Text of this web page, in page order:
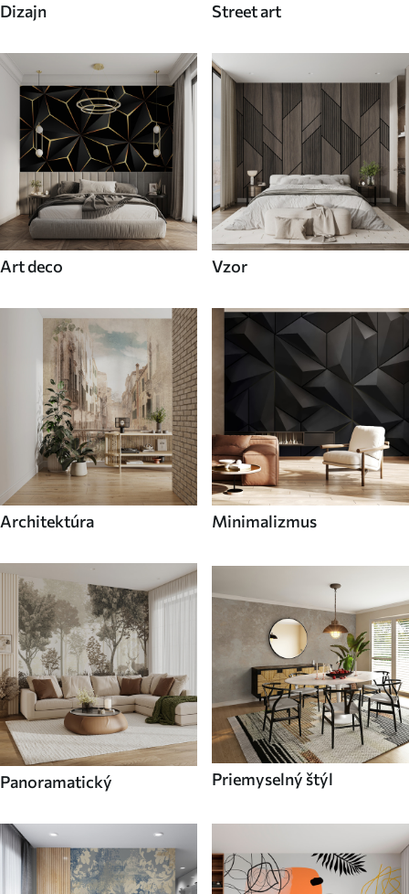
Dizajn Street art
Art deco Vzor
Architektúra Minimalizmus
Panoramatický Priemyselný štýl